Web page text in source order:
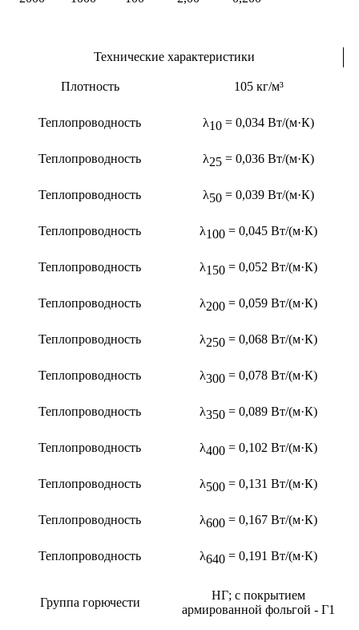
Технические характеристики
Плотность 105 кг/м³
Теплопроводность λ10 = 0,034 Вт/(м·К)
Теплопроводность λ25 = 0,036 Вт/(м·К)
Теплопроводность λ50 = 0,039 Вт/(м·К)
Теплопроводность λ100 = 0,045 Вт/(м·К)
Теплопроводность λ150 = 0,052 Вт/(м·К)
Теплопроводность λ200 = 0,059 Вт/(м·К)
Теплопроводность λ250 = 0,068 Вт/(м·К)
Теплопроводность λ300 = 0,078 Вт/(м·К)
Теплопроводность λ350 = 0,089 Вт/(м·К)
Теплопроводность λ400 = 0,102 Вт/(м·К)
Теплопроводность λ500 = 0,131 Вт/(м·К)
Теплопроводность λ600 = 0,167 Вт/(м·К)
Теплопроводность λ640 = 0,191 Вт/(м·К)
Группа горючести
НГ; с покрытием
армированной фольгой - Г1